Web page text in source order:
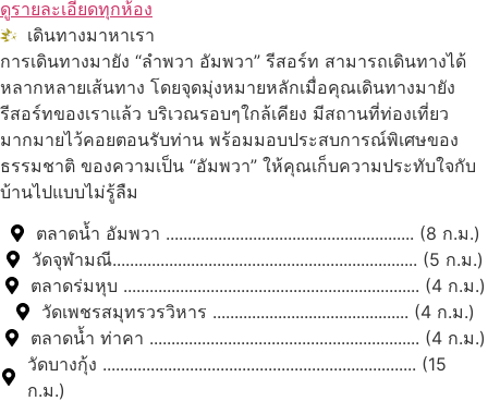
ดูรายละเอียดทุกห้อง
เดินทางมาหาเรา
การเดินทางมายัง “ลำพวา อัมพวา” รีสอร์ท สามารถเดินทางได้
หลากหลายเส้นทาง โดยจุดมุ่งหมายหลักเมื่อคุณเดินทางมายัง
รีสอร์ทของเราแล้ว บริเวณรอบๆใกล้เคียง มีสถานที่ท่องเที่ยว
มากมายไว้คอยตอนรับท่าน พร้อมมอบประสบการณ์พิเศษของ
ธรรมชาติ ของความเป็น “อัมพวา” ให้คุณเก็บความประทับใจกับ
บ้านไปแบบไม่รู้ลืม
ตลาดน้ำ อัมพวา ......................................................... (8 ก.ม.)
วัดจุฬามณี...................................................................... (5 ก.ม.)
ตลาดร่มหุบ .................................................................... (4 ก.ม.)
วัดเพชรสมุทรวรวิหาร ............................................. (4 ก.ม.)
ตลาดน้ำ ท่าคา .............................................................. (4 ก.ม.)
วัดบางกุ้ง ........................................................................ (15
ก.ม.)